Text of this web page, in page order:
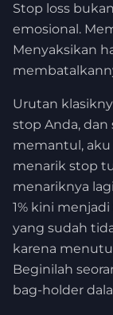
Stop loss
emosional.
Menyaksikan
Urutan
stop Anda, dan
memantul, aku
menarik stop
menariknya
1% kini
yang sudah
karena
Beginilah
bag-holder